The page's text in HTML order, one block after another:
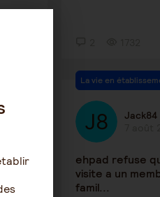
La vie en
Jack84
ehpad refuse
visite a un
famil...